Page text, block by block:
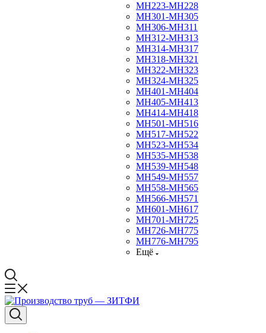
МН223-МН228
МН301-МН305
МН306-МН311
МН312-МН313
МН314-МН317
МН318-МН321
МН322-МН323
МН324-МН325
МН401-МН404
МН405-МН413
МН414-МН418
МН501-МН516
МН517-МН522
МН523-МН534
МН535-МН538
МН539-МН548
МН549-МН557
МН558-МН565
МН566-МН571
МН601-МН617
МН701-МН725
МН726-МН775
МН776-МН795
Ещё